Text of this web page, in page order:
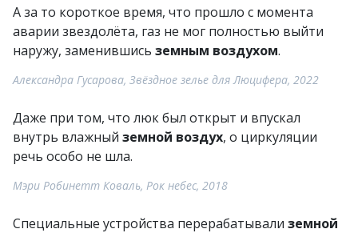
А за то короткое время, что прошло с момента
аварии звездолёта, газ не мог полностью выйти
наружу, заменившись земным воздухом.
Александра Гусарова, Звёздное зелье для Люцифера, 2022
Даже при том, что люк был открыт и впускал
внутрь влажный земной воздух, о циркуляции
речь особо не шла.
Мэри Робинетт Коваль, Рок небес, 2018
Специальные устройства перерабатывали земной